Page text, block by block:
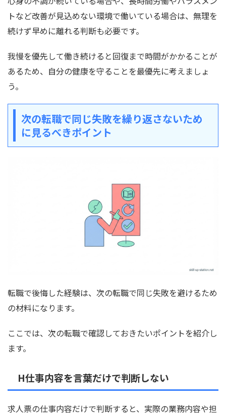
トなど改善が見込めない環境で働いている場合は、無理を
続けず早めに離れる判断も必要です。
我慢を優先して働き続けると回復まで時間がかかることが
あるため、自分の健康を守ることを最優先に考えましょ
う。
次の転職で同じ失敗を繰り返さないため
に見るべきポイント
転職で後悔した経験は、次の転職で同じ失敗を避けるため
の材料になります。
ここでは、次の転職で確認しておきたいポイントを紹介し
ます。
H仕事内容を言葉だけで判断しない
求人票の仕事内容だけで判断すると、実際の業務内容や担